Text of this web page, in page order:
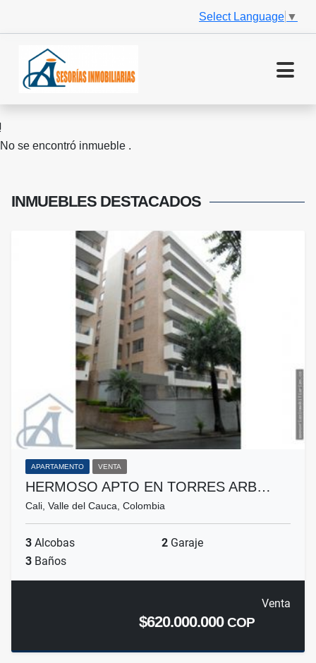
Select Language ▼
No se encontró inmueble .
INMUEBLES DESTACADOS
APARTAMENTO VENTA
HERMOSO APTO EN TORRES ARB…
Cali, Valle del Cauca, Colombia
3 Alcobas 2 Garaje
3 Baños
Venta
$620.000.000COP